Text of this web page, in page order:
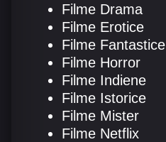
Filme Drama
Filme Erotice
Filme Fantastice
Filme Horror
Filme Indiene
Filme Istorice
Filme Mister
Filme Netflix